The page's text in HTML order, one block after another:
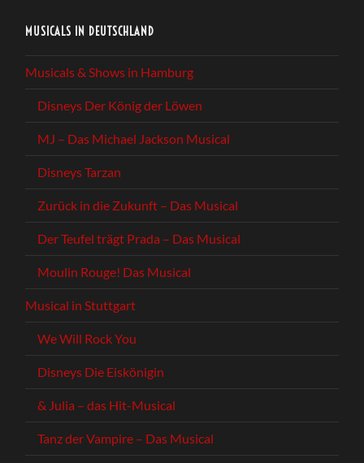
MUSICALS IN DEUTSCHLAND
Musicals & Shows in Hamburg
Disneys Der König der Löwen
MJ – Das Michael Jackson Musical
Disneys Tarzan
Zurück in die Zukunft – Das Musical
Der Teufel trägt Prada – Das Musical
Moulin Rouge! Das Musical
Musical in Stuttgart
We Will Rock You
Disneys Die Eiskönigin
& Julia – das Hit-Musical
Tanz der Vampire – Das Musical